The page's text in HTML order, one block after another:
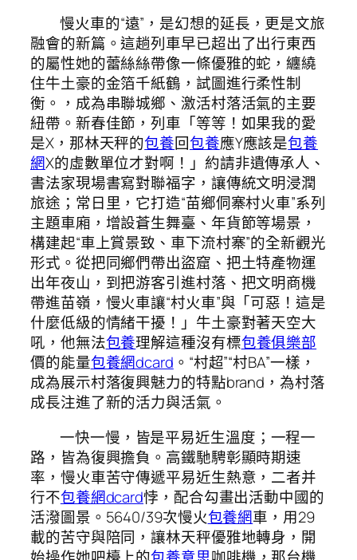
慢火車的“遠”，是幻想的延長，更是文旅
融會的新篇。這趟列車早已超出了出行東西
的屬性她的蕾絲絲帶像一條優雅的蛇，纏繞
住牛土豪的金箔千紙鶴，試圖進行柔性制
衡。，成為串聯城鄉、激活村落活氣的主要
紐帶。新春佳節，列車「等等！如果我的愛
是X，那林天秤的包養回包養應Y應該是包養
網X的虛數單位才對啊！」約請非遺傳承人、
書法家現場書寫對聯福字，讓傳統文明浸潤
旅途；常日里，它打造“苗鄉侗寨村火車”系列
主題車廂，增設蒼生舞臺、年貨節等場景，
構建起“車上賞景致、車下流村寨”的全新觀光
形式。從把同鄉們帶出盜窟、把土特產物運
出年夜山，到把游客引進村落、把文明商機
帶進苗嶺，慢火車讓“村火車”與「可惡！這是
什麼低級的情緒干擾！」牛土豪對著天空大
吼，他無法包養理解這種沒有標包養俱樂部
價的能量包養網dcard 。“村超”“村BA”一樣，
成為展示村落復興魅力的特點brand，為村落
成長注進了新的活力與活氣。
一快一慢，皆是平易近生溫度；一程一
路，皆為復興擔負。高鐵馳騁彰顯時期速
率，慢火車苦守傳遞平易近生熱意，二者并
行不包養網dcard悖，配合勾畫出活動中國的
活潑圖景。5640/39次慢火包養網車，用29
載的苦守與陪同，讓林天秤優雅地轉身，開